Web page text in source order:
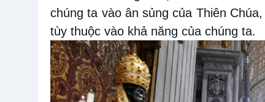
chúng ta vào ân sủng của Thiên
tùy thuộc vào khả năng của chúng ta.